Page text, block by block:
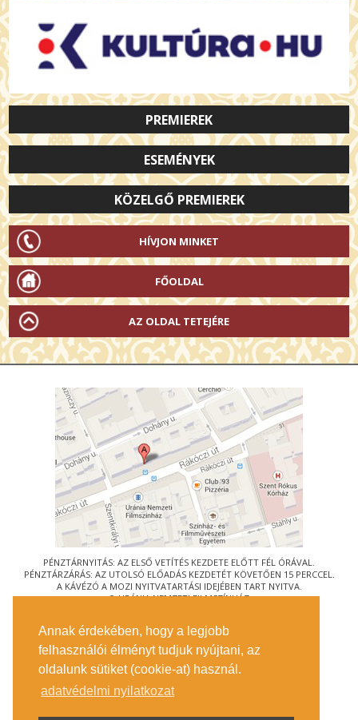
Annak érdekében, hogy a legjobb
felhasználói élményt tudjuk nyújtani, az
oldalunk sütiket (cookie-at) használ.
adatvédelmi nyilatkozat
PREMIEREK
ESEMÉNYEK
KÖZELGŐ PREMIEREK
HÍVJON MINKET
FŐOLDAL
AZ OLDAL TETEJÉRE
PÉNZTÁRNYITÁS: AZ ELSŐ VETÍTÉS KEZDETE ELŐTT FÉL ÓRÁVAL.
PÉNZTÁRZÁRÁS: AZ UTOLSÓ ELŐADÁS KEZDETÉT KÖVETŐEN 15 PERCCEL.
A KÁVÉZÓ A MOZI NYITVATARTÁSI IDEJÉBEN TART NYITVA.
© URÁNIA NEMZETI FILMSZÍNHÁZ
1088 BUDAPEST, RÁKÓCZI ÚT 21.
MEGKÖZELÍTÉS
JEGYINFORMÁCIÓ
ÍRJON NEKÜNK!
KÖZÉRDEKŰ ADATOK